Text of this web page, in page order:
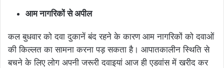
आम नागरिकों से अपील
कल बुधवार को दवा दुकानें बंद रहने के कारण आम नागरिकों को दवाओं
की किल्लत का सामना करना पड़ सकता है। आपातकालीन स्थिति से
बचने के लिए लोग अपनी जरूरी दवाइयां आज ही एडवांस में खरीद कर